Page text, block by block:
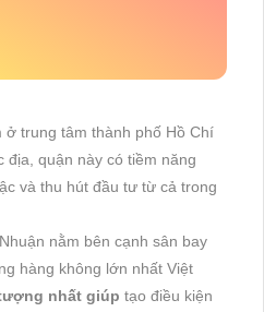
ở trung tâm thành phố Hồ Chí
địa, quận này có tiềm năng
và thu hút đầu tư từ cả trong
nằm bên cạnh sân bay
hàng không lớn nhất Việt
nhất giúp tạo điều kiện